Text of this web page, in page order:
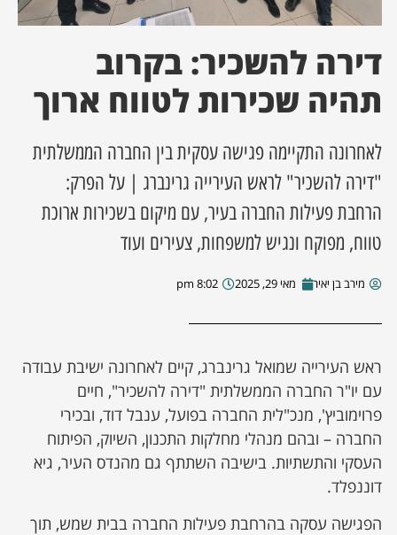
מקומית
דירה להשכיר: בקרוב
תהיה שכירות לטווח ארוך
לאחרונה התקיימה פגישה עסקית בין החברה הממשלתית
"דירה להשכיר" לראש העירייה גרינברג | על הפרק:
הרחבת פעילות החברה בעיר, עם מיקום בשכירות ארוכת
טווח, מפוקח ונגיש למשפחות, צעירים ועוד
מירב בן יאיר מאי 29, 2025 8:02 pm
ראש העירייה שמואל גרינברג, קיים לאחרונה ישיבת עבודה
עם יו"ר החברה הממשלתית "דירה להשכיר", חיים
פרוימוביץ', מנכ"לית החברה בפועל, ענבל דוד, ובכירי
החברה – ובהם מנהלי מחלקות התכנון, השיוק, הפיתוח
העסקי והתשתיות. בישיבה השתתף גם מהנדס העיר, גיא
דוננפלד.
הפגישה עסקה בהרחבת פעילות החברה בבית שמש, תוך